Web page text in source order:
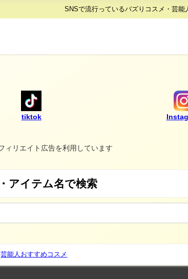
SNSで流行っているバズりコスメ・芸
tiktok
ィリエイト広告を利用しています
アイテム名で検索
芸能人おすすめコスメ